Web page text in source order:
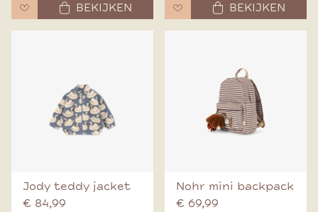
BEKIJKEN
BEKIJKEN
Jody teddy jacket
€ 84,99
Nohr mini backpack
€ 69,99